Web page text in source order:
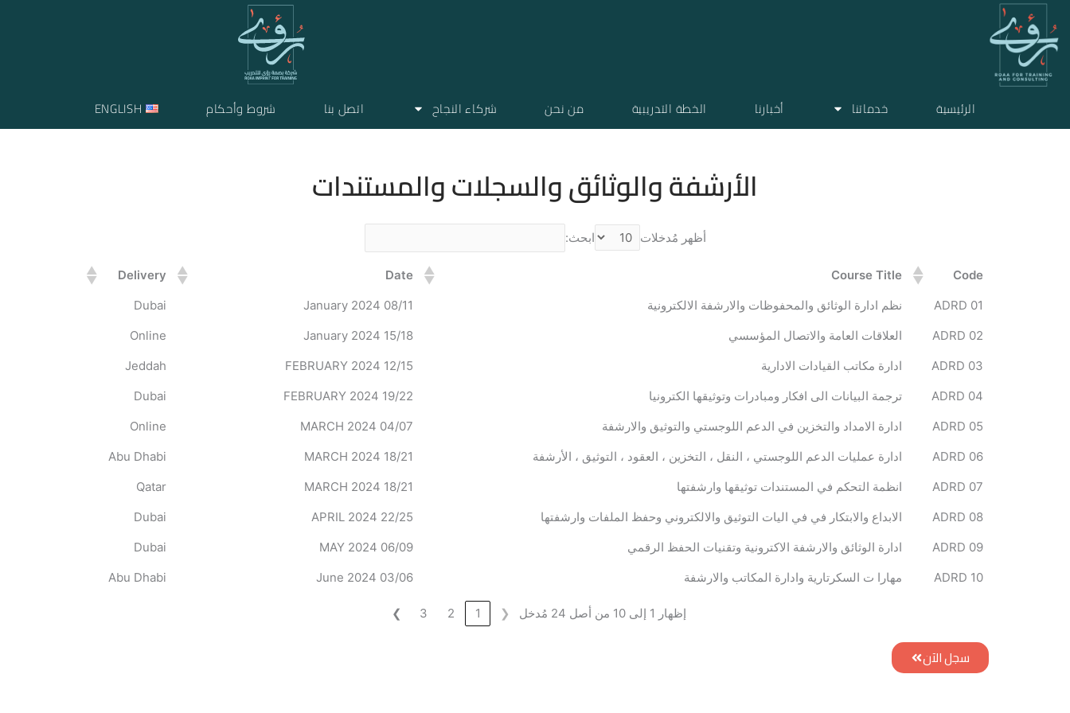
تخطي
إلى
المحتوى
الرئيسية خدماتنا أخبارنا الخطة التدريبية من نحن شركاء النجاح اتصل بنا شروط وأحكام ENGLISH
الأرشفة والوثائق والسجلات والمستندات
أظهر مُدخلات ابحث:
Code
Course Title
Date
Delivery
ADRD 01
نظم ادارة الوثائق والمحفوظات والارشفة الالكترونية 08/11 January 2024
Dubai
ADRD 02
العلاقات العامة والاتصال المؤسسي 15/18 January 2024
Online
ADRD 03
ادارة مكاتب القيادات الادارية 12/15 FEBRUARY 2024
Jeddah
ADRD 04
ترجمة البيانات الى افكار ومبادرات وتوثيقها الكترونيا 19/22 FEBRUARY 2024
Dubai
ADRD 05
ادارة الامداد والتخزين في الدعم اللوجستي والتوثيق والارشفة 04/07 MARCH 2024
Online
ADRD 06
ادارة عمليات الدعم اللوجستي ، النقل ، التخزين ، العقود ، التوثيق ، الأرشفة 18/21 MARCH 2024
Abu Dhabi
ADRD 07
انظمة التحكم في المستندات توثيقها وارشفتها 18/21 MARCH 2024
Qatar
ADRD 08
الابداع والابتكار في في اليات التوثيق والالكتروني وحفظ الملفات وارشفتها 22/25 APRIL 2024
Dubai
ADRD 09
ادارة الوثائق والارشفة الاكترونية وتقنيات الحفظ الرقمي 06/09 MAY 2024
Dubai
ADRD 10
مهارا ت السكرتارية وادارة المكاتب والارشفة 03/06 June 2024
Abu Dhabi
إظهار 1 إلى 10 من أصل 24 مُدخل ❮
1
2
3
❯
سجل الآن